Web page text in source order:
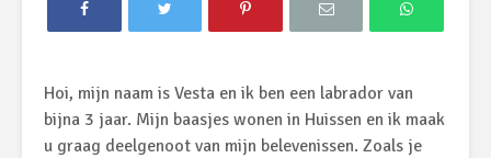
Hoi, mijn naam is Vesta en ik ben een labrador van
bijna 3 jaar. Mijn baasjes wonen in Huissen en ik maak
u graag deelgenoot van mijn belevenissen. Zoals je